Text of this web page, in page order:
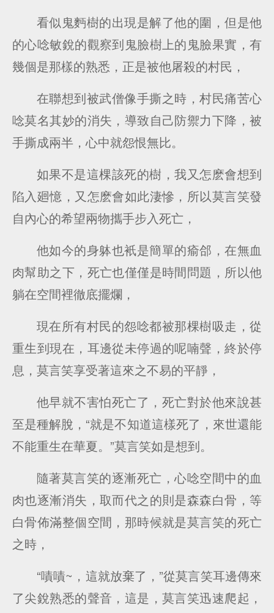
看似鬼麪樹的出現是解了他的圍，但是他
的心唸敏銳的觀察到鬼臉樹上的鬼臉果實，有
幾個是那樣的熟悉，正是被他屠殺的村民，
在聯想到被武僧像手撕之時，村民痛苦心
唸莫名其妙的消失，導致自己防禦力下降，被
手撕成兩半，心中就怨恨無比。
如果不是這棵該死的樹，我又怎麽會想到
陷入廻憶，又怎麽會如此淒慘，所以莫言笑發
自內心的希望兩物攜手步入死亡，
他如今的身躰也衹是簡單的瘉郃，在無血
肉幫助之下，死亡也僅僅是時間問題，所以他
躺在空間裡徹底擺爛，
現在所有村民的怨唸都被那棵樹吸走，從
重生到現在，耳邊從未停過的呢喃聲，終於停
息，莫言笑享受著這來之不易的平靜，
他早就不害怕死亡了，死亡對於他來說甚
至是種解脫，“就是不知道這樣死了，來世還能
不能重生在華夏。”莫言笑如是想到。
隨著莫言笑的逐漸死亡，心唸空間中的血
肉也逐漸消失，取而代之的則是森森白骨，等
白骨佈滿整個空間，那時候就是莫言笑的死亡
之時，
“嘖嘖~，這就放棄了，”從莫言笑耳邊傳來
了尖銳熟悉的聲音，這是，莫言笑迅速爬起，